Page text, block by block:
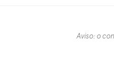
Aviso: o